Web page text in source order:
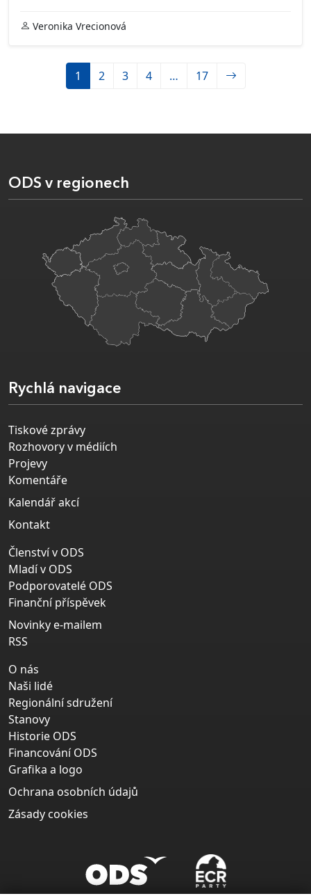
Veronika Vrecionová
1 2 3 4 … 17
ODS v regionech
Rychlá navigace
Tiskové zprávy
Rozhovory v médiích
Projevy
Komentáře
Kalendář akcí
Kontakt
Členství v ODS
Mladí v ODS
Podporovatelé ODS
Finanční příspěvek
Novinky e-mailem
RSS
O nás
Naši lidé
Regionální sdružení
Stanovy
Historie ODS
Financování ODS
Grafika a logo
Ochrana osobních údajů
Zásady cookies